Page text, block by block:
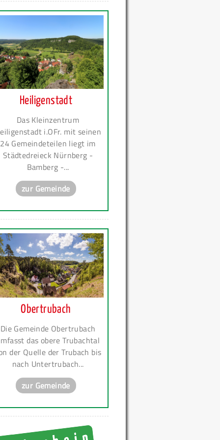
Heiligenstadt
Das Kleinzentrum
i.OFr. mit seinen
24 Gemeindeteilen liegt im
Städtedreieck Nürnberg -
Bamberg -...
zur Gemeinde
Obertrubach
Die Gemeinde Obertrubach
das obere Trubachtal
der Quelle der Trubach bis
nach Untertrubach...
zur Gemeinde